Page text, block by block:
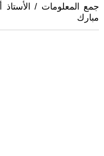
جمع المعلومات /
مبارك